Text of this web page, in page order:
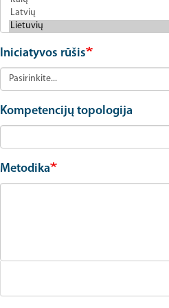
Iniciatyvos rūšis
Kompetencijų topologija
Metodika